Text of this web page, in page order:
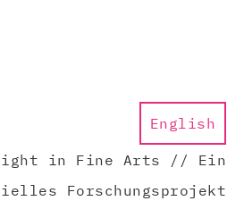
English
in Fine Arts // Ein
Forschungsprojekt